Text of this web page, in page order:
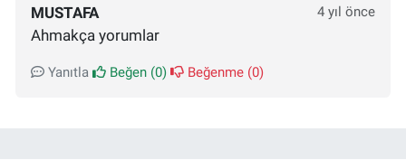
MUSTAFA 4 yıl önce
Ahmakça yorumlar
Yanıtla Beğen (0) Beğenme (0)